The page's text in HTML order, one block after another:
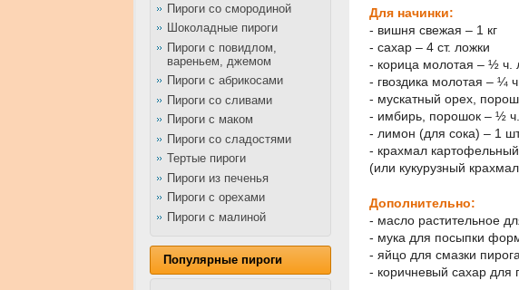
Пироги со смородиной
Шоколадные пироги
Пироги с повидлом,
вареньем, джемом
Пироги с абрикосами
Пироги со сливами
Пироги с маком
Пироги со сладостями
Тертые пироги
Пироги из печенья
Пироги с орехами
Пироги с малиной
Популярные пироги
Для начинки:
- вишня свежая – 1 кг
- сахар – 4 ст. ложки
- корица молотая – ½ ч.
- гвоздика молотая – ¼
- мускатный орех,
- имбирь, порошок – ½
- лимон (для сока) – 1
- крахмал
(или кукурузный
Дополнительно:
- масло растительное
- мука для посыпки
- яйцо для смазки
- коричневый сахар для